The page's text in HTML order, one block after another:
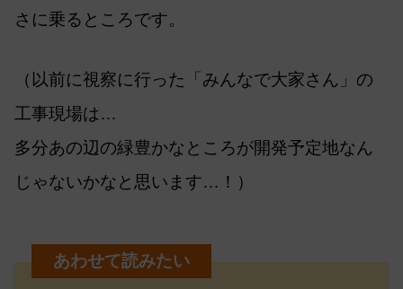
さに乗るところです。
（以前に視察に行った「みんなで大家さん」の
工事現場は…
多分あの辺の緑豊かなところが開発予定地なん
じゃないかなと思います…！）